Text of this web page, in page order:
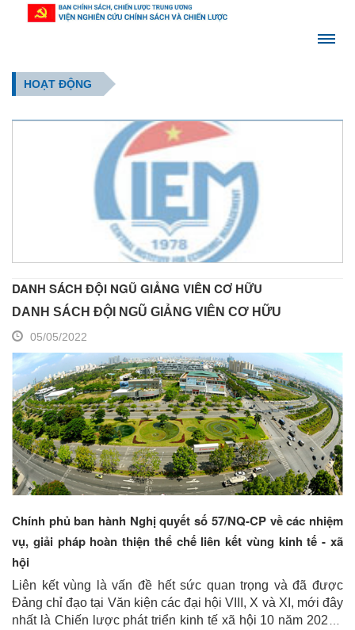
HOẠT ĐỘNG
DANH SÁCH ĐỘI NGŨ GIẢNG VIÊN CƠ HỮU
DANH SÁCH ĐỘI NGŨ GIẢNG VIÊN CƠ HỮU
05/05/2022
Chính phủ ban hành Nghị quyết số 57/NQ-CP về các nhiệm
vụ, giải pháp hoàn thiện thể chế liên kết vùng kinh tế - xã
hội
Liên kết vùng là vấn đề hết sức quan trọng và đã được
Đảng chỉ đạo tại Văn kiện các đại hội VIII, X và XI, mới đây
nhất là Chiến lược phát triển kinh tế xã hội 10 năm 2021 -